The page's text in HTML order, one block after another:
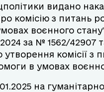
видано
комісію з питань
воєнного
за № 1562/42907
комісії з
в умовах
на